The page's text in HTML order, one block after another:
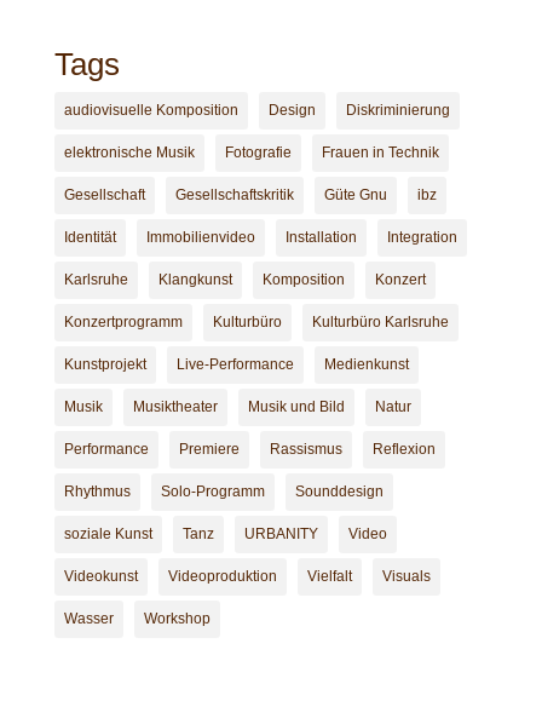
Tags
audiovisuelle Komposition Design Diskriminierung
elektronische Musik Fotografie Frauen in Technik
Gesellschaft Gesellschaftskritik Güte Gnu ibz
Identität Immobilienvideo Installation Integration
Karlsruhe Klangkunst Komposition Konzert
Konzertprogramm Kulturbüro Kulturbüro Karlsruhe
Kunstprojekt Live-Performance Medienkunst
Musik Musiktheater Musik und Bild Natur
Performance Premiere Rassismus Reflexion
Rhythmus Solo-Programm Sounddesign
soziale Kunst Tanz URBANITY Video
Videokunst Videoproduktion Vielfalt Visuals
Wasser Workshop